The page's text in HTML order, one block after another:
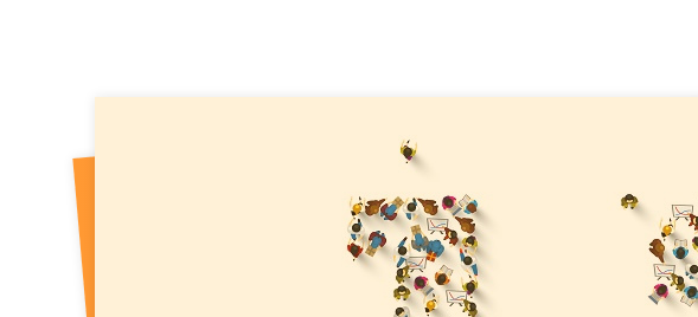
2026年07月14日 PR 「カラオケまねきねこ」フィ
2026年8月期第３四半期 決算
決算 2026年8月期 第３四半期決算
2025年11月07日 プレスリリース 新上位ブランド「カラオケ金
【カラオケまねきねこ 札幌平
ニュースリリース 【カラオケまねきねこ 相模大